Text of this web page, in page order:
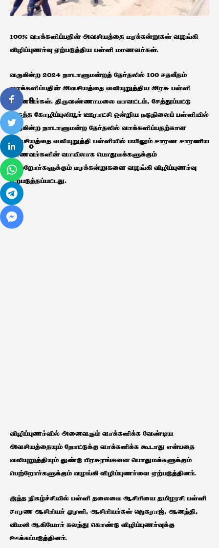
0
0
100% வாக்களிப்பதின் அவசியத்தை மரக்கன்றுகள் வழங்கி
விழிப்புணர்வு ஏற்படுத்திய பள்ளி மாணவர்கள்.
வருகின்ற 2024 நாடாளுமன்றத் தேர்தலில் 100 சதவீதம்
வாக்களிப்பதின் அவசியத்தை வலியுறுத்திய அரசு பள்ளி
மாணவர்கள். திருவண்ணாமலை மாவட்டம், சேத்துப்பட்டு
அடுத்த கோழிப்புலியூர் ஊராட்சி ஒன்றிய நடுநிலைப் பள்ளியில்
வருகின்ற நாடாளுமன்ற தேர்தலில் வாக்களிப்பதற்கான
அவசியத்தை வலியுறுத்தி பள்ளியில் பயிலும் சாரண சாரணிய
மாணவர்களின் வாயிலாக பொதுமக்களுக்கும்
பெற்றோர்களுக்கும் மரக்கன்றுகளை வழங்கி விழிப்புணர்வு
ஏற்படுத்தப்பட்டது.
விழிப்புணர்வில் அனைவரும் வாக்களிக்க வேண்டிய
அவசியத்தையும் நோட்டுக்கு வாக்களிக்க கூடாது என்பதை
வலியுறுத்தியும் துண்டு பிரசுரங்களை பொதுமக்களுக்கும்
பெற்றோர்களுக்கும் வழங்கி விழிப்புணர்வை ஏற்படுத்தினர்.
இந்த நிகழ்ச்சியில் பள்ளி தலைமை ஆசிரியை தமிழரசி பள்ளி
சாரண ஆசிரியர் முரளி, ஆசிரியர்கள் ஜெகராஜ், ஆனந்தி,
விமலி ஆகியோர் கலந்து கொண்டு விழிப்புணர்வுக்கு
ஊக்கப்படுத்தினர்.